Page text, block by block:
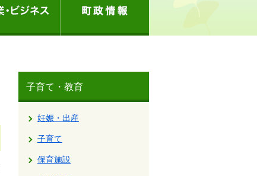
子育て・教育
妊娠・出産
子育て
保育施設